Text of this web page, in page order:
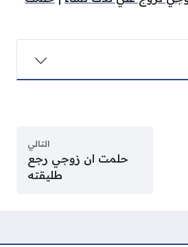
التالي
حلمت ان زوجي رجع
طليقته